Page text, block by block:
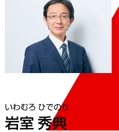
いわむろ ひでのり
岩室 秀典